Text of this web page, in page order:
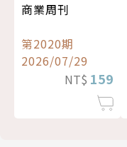
商業周刊
第2020期
2026/07/29
NT$ 159